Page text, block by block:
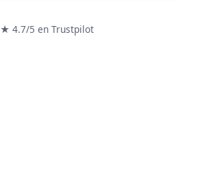
★ 4.7/5 en Trustpilot